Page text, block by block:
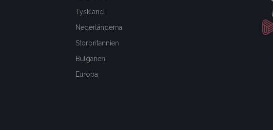
Tyskland
Nederländerna
Storbritannien
Bulgarien
Europa